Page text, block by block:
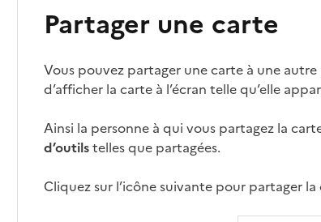
Partager une carte
Vous pouvez partager une carte à une
d’afficher la carte à l’écran telle qu’elle
Ainsi la personne à qui vous partagez la
d’outilstelles que partagées.
Cliquez sur l’icône suivante pour partager la